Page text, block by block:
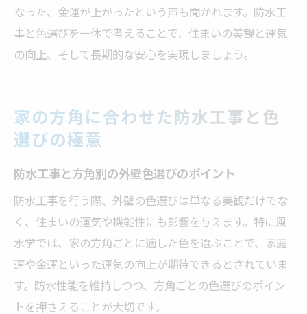
なった、金運が上がったという声も聞かれます。防水工
事と色選びを一体で考えることで、住まいの美観と運気
の向上、そして長期的な安心を実現しましょう。
家の方角に合わせた防水工事と色
選びの極意
防水工事と方角別の外壁色選びのポイント
防水工事を行う際、外壁の色選びは単なる美観だけでな
く、住まいの運気や機能性にも影響を与えます。特に風
水学では、家の方角ごとに適した色を選ぶことで、家庭
運や金運といった運気の向上が期待できるとされていま
す。防水性能を維持しつつ、方角ごとの色選びのポイン
トを押さえることが大切です。